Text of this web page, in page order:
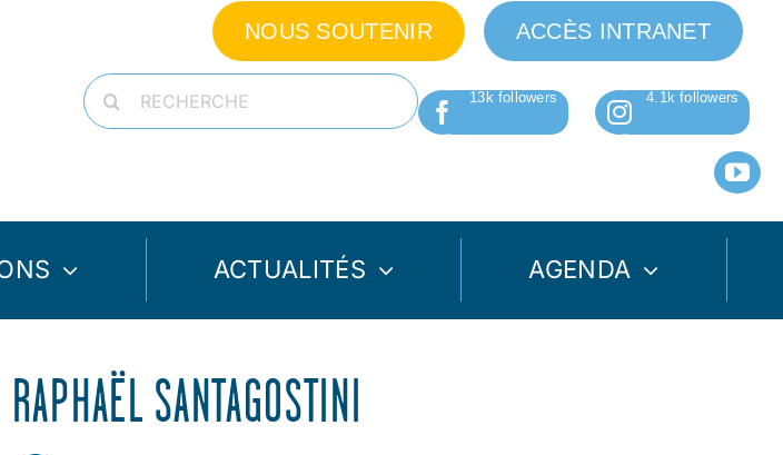
NOUS SOUTENIR ACCÈS INTRANET
Rechercher:
ACTUALITÉS AGENDA
SANTAGOSTINI